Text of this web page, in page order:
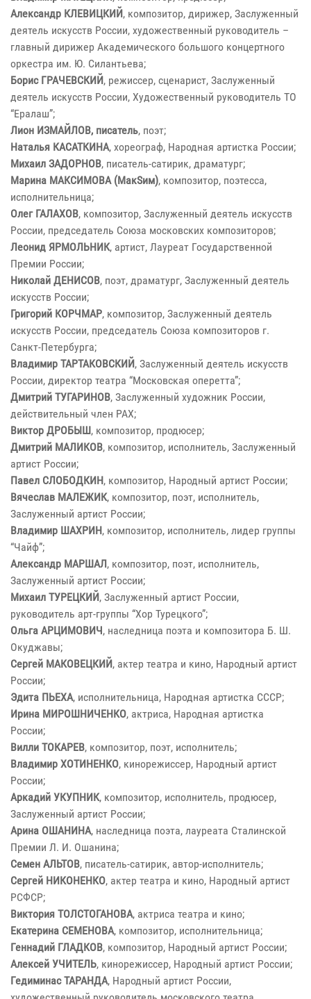
Александр КЛЕВИЦКИЙ, композитор, дирижер, Заслуженный
деятель искусств России, художественный руководитель –
главный дирижер Академического большого концертного
оркестра им. Ю. Силантьева;
Борис ГРАЧЕВСКИЙ, режиссер, сценарист, Заслуженный
деятель искусств России, Художественный руководитель ТО
“Ералаш”;
Лион ИЗМАЙЛОВ, писатель, поэт;
Наталья КАСАТКИНА, хореограф, Народная артистка России;
Михаил ЗАДОРНОВ, писатель-сатирик, драматург;
Марина МАКСИМОВА (МакSим), композитор, поэтесса,
исполнительница;
Олег ГАЛАХОВ, композитор, Заслуженный деятель искусств
России, председатель Союза московских композиторов;
Леонид ЯРМОЛЬНИК, артист, Лауреат Государственной
Премии России;
Николай ДЕНИСОВ, поэт, драматург, Заслуженный деятель
искусств России;
Григорий КОРЧМАР, композитор, Заслуженный деятель
искусств России, председатель Союза композиторов г.
Санкт-Петербурга;
Владимир ТАРТАКОВСКИЙ, Заслуженный деятель искусств
России, директор театра “Московская оперетта”;
Дмитрий ТУГАРИНОВ, Заслуженный художник России,
действительный член РАХ;
Виктор ДРОБЫШ, композитор, продюсер;
Дмитрий МАЛИКОВ, композитор, исполнитель, Заслуженный
артист России;
Павел СЛОБОДКИН, композитор, Народный артист России;
Вячеслав МАЛЕЖИК, композитор, поэт, исполнитель,
Заслуженный артист России;
Владимир ШАХРИН, композитор, исполнитель, лидер группы
“Чайф”;
Александр МАРШАЛ, композитор, поэт, исполнитель,
Заслуженный артист России;
Михаил ТУРЕЦКИЙ, Заслуженный артист России,
руководитель арт-группы “Хор Турецкого”;
Ольга АРЦИМОВИЧ, наследница поэта и композитора Б. Ш.
Окуджавы;
Сергей МАКОВЕЦКИЙ, актер театра и кино, Народный артист
России;
Эдита ПЬЕХА, исполнительница, Народная артистка СССР;
Ирина МИРОШНИЧЕНКО, актриса, Народная артистка
России;
Вилли ТОКАРЕВ, композитор, поэт, исполнитель;
Владимир ХОТИНЕНКО, кинорежиссер, Народный артист
России;
Аркадий УКУПНИК, композитор, исполнитель, продюсер,
Заслуженный артист России;
Арина ОШАНИНА, наследница поэта, лауреата Сталинской
Премии Л. И. Ошанина;
Семен АЛЬТОВ, писатель-сатирик, автор-исполнитель;
Сергей НИКОНЕНКО, актер театра и кино, Народный артист
РСФСР;
Виктория ТОЛСТОГАНОВА, актриса театра и кино;
Екатерина СЕМЕНОВА, композитор, исполнительница;
Геннадий ГЛАДКОВ, композитор, Народный артист России;
Алексей УЧИТЕЛЬ, кинорежиссер, Народный артист России;
Гедиминас ТАРАНДА, Народный артист России,